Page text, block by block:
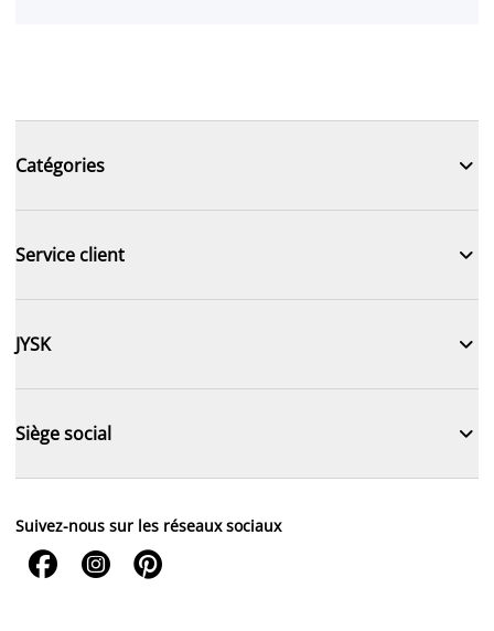
Catégories 
Service client 
JYSK 
Siège social 
Suivez-nous sur les réseaux sociaux
  